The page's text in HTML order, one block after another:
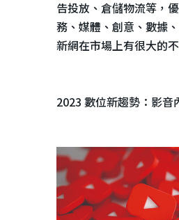
告投放、倉儲物流等，
務、媒體、創意、數據
新網在市場上有很大的不
2023 數位新趨勢：影音